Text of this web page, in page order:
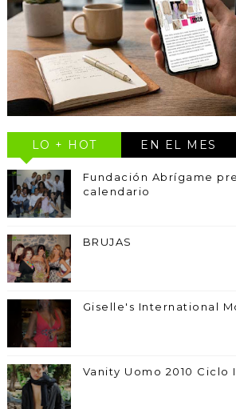
LO + HOT EN EL MES
Fundación Abrígame
calendario
BRUJAS
Giselle's International
Vanity Uomo 2010 Ciclo